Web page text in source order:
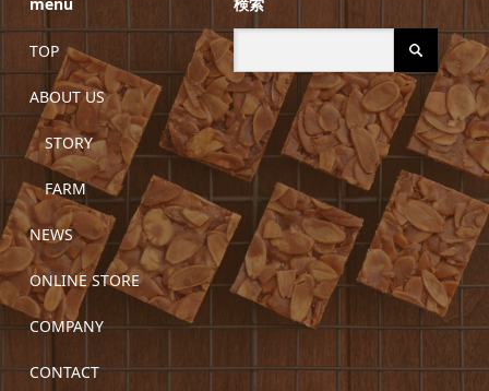
TOP
ABOUT US
STORY
FARM
NEWS
ONLINE STORE
COMPANY
CONTACT